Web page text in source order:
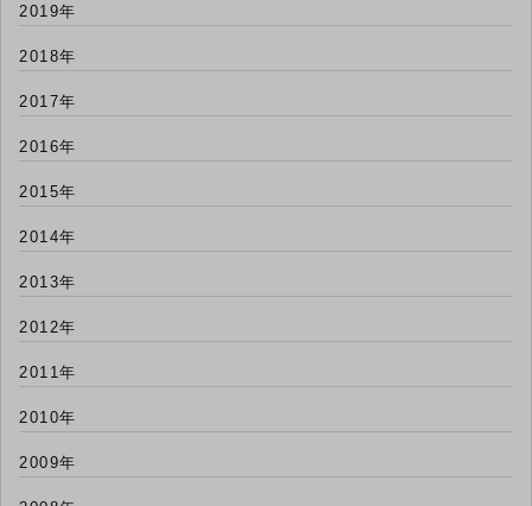
2019年
2018年
2017年
2016年
2015年
2014年
2013年
2012年
2011年
2010年
2009年